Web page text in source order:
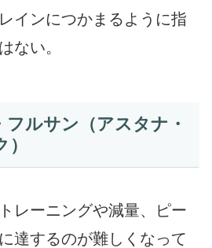
インにつかまるように指
ない。
ルサン（アスタナ・
レーニングや減量、ピー
達するのが難しくなって